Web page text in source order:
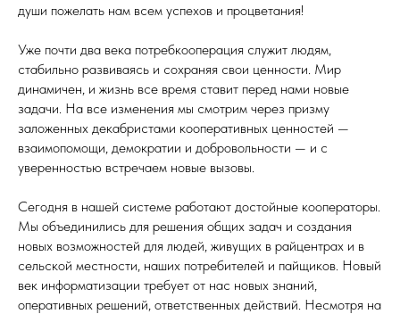
души пожелать нам всем успехов и процветания!
Уже почти два века потребкооперация служит людям,
стабильно развиваясь и сохраняя свои ценности. Мир
динамичен, и жизнь все время ставит перед нами новые
задачи. На все изменения мы смотрим через призму
заложенных декабристами кооперативных ценностей —
взаимопомощи, демократии и добровольности — и с
уверенностью встречаем новые вызовы.
Сегодня в нашей системе работают достойные кооператоры.
Мы объединились для решения общих задач и создания
новых возможностей для людей, живущих в райцентрах и в
сельской местности, наших потребителей и пайщиков. Новый
век информатизации требует от нас новых знаний,
оперативных решений, ответственных действий. Несмотря на